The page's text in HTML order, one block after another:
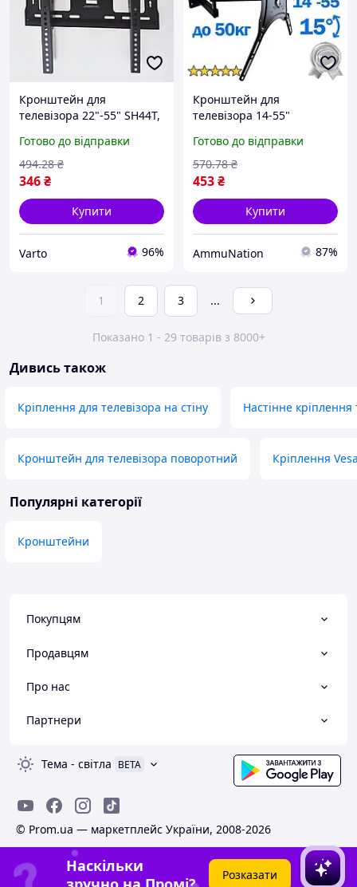
Кронштейн для
телевізора 22"-55" SH44T,
ТВ / Тримач телевізора /
Настінний кронштейн
для ТВ
Готово до відправки
346₴
494.28 ₴
Купити
Varto 96%
Кронштейн для
телевізора 14-55"
кріплення
Готово до відправки
453₴
570.78 ₴
Купити
AmmuNation 87%
1 2 3 ...
Показано 1 - 29 товарів з 8000+
Дивись також
Кріплення для телевізора на стіну Настінне кріплення
Кронштейн для телевізора поворотний Кріплення
Популярні категорії
Кронштейни
Покупцям
Продавцям
Про нас
Партнери
Тема - світла BETA
© Prom.ua — маркетплейс України, 2008-2026
Наскільки
Розказати